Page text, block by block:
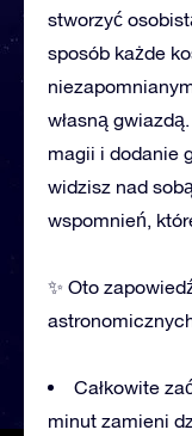
stworzyć
sposób każde
własną
magii i dodanie
widzisz nad
wspomnień,
✨ Oto
Całkowite
minut zamieni